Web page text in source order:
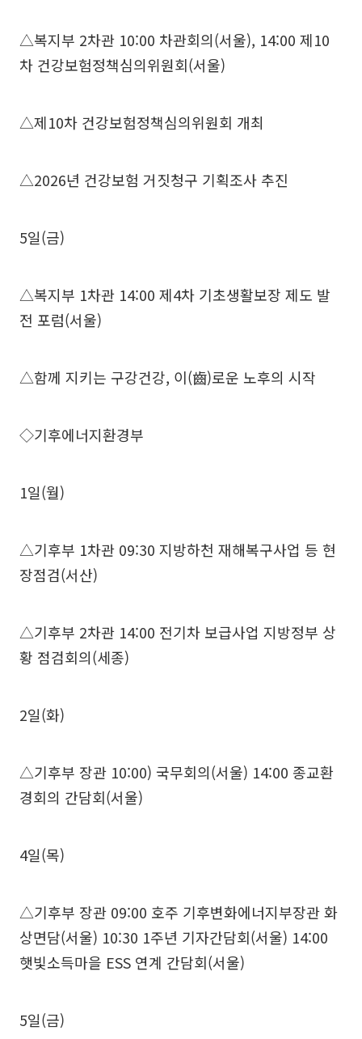
△복지부 2차관 10:00 차관회의(서울), 14:00 제10
차 건강보험정책심의위원회(서울)
△제10차 건강보험정책심의위원회 개최
△2026년 건강보험 거짓청구 기획조사 추진
5일(금)
△복지부 1차관 14:00 제4차 기초생활보장 제도 발
전 포럼(서울)
△함께 지키는 구강건강, 이(齒)로운 노후의 시작
◇기후에너지환경부
1일(월)
△기후부 1차관 09:30 지방하천 재해복구사업 등 현
장점검(서산)
△기후부 2차관 14:00 전기차 보급사업 지방정부 상
황 점검회의(세종)
2일(화)
△기후부 장관 10:00) 국무회의(서울) 14:00 종교환
경회의 간담회(서울)
4일(목)
△기후부 장관 09:00 호주 기후변화에너지부장관 화
상면담(서울) 10:30 1주년 기자간담회(서울) 14:00
햇빛소득마을 ESS 연계 간담회(서울)
5일(금)